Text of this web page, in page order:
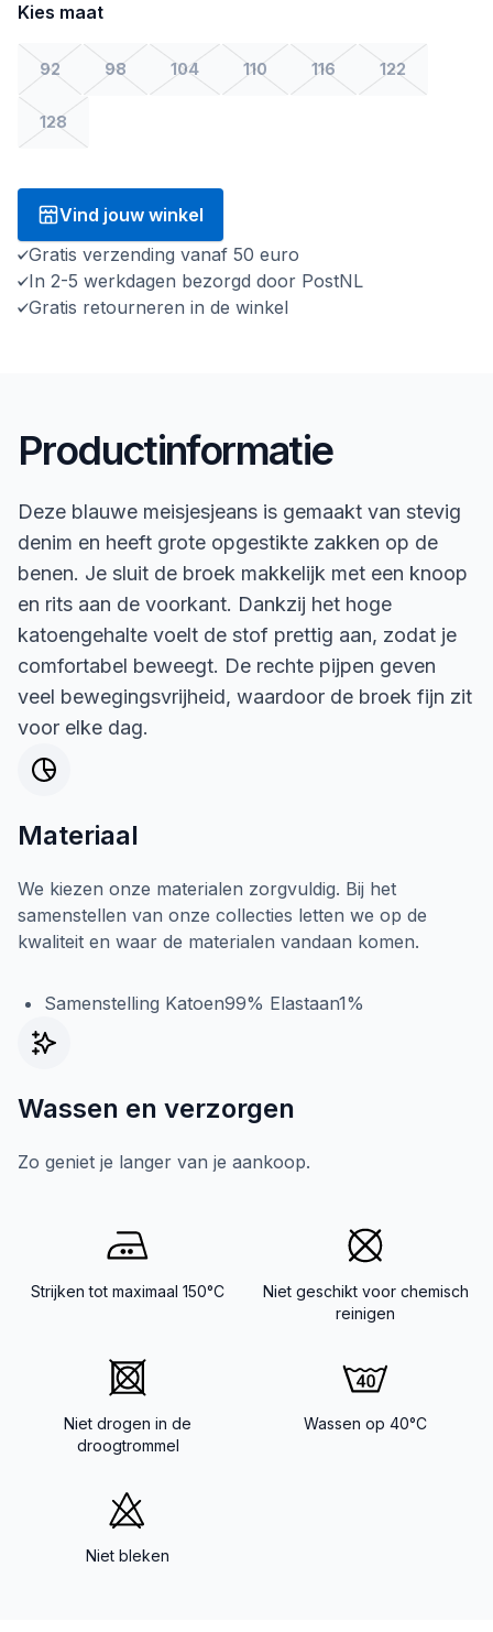
Kies maat
92 98 104 110 116 122
128
Vind jouw winkel
Gratis verzending vanaf 50 euro
In 2-5 werkdagen bezorgd door PostNL
Gratis retourneren in de winkel
Productinformatie
Deze blauwe meisjesjeans is gemaakt van stevig
denim en heeft grote opgestikte zakken op de
benen. Je sluit de broek makkelijk met een knoop
en rits aan de voorkant. Dankzij het hoge
katoengehalte voelt de stof prettig aan, zodat je
comfortabel beweegt. De rechte pijpen geven
veel bewegingsvrijheid, waardoor de broek fijn zit
voor elke dag.
Materiaal
We kiezen onze materialen zorgvuldig. Bij het
samenstellen van onze collecties letten we op de
kwaliteit en waar de materialen vandaan komen.
Samenstelling Katoen99% Elastaan1%
Wassen en verzorgen
Zo geniet je langer van je aankoop.
Strijken tot maximaal 150°C
Niet geschikt voor chemisch
reinigen
Niet drogen in de
droogtrommel
Wassen op 40°C
Niet bleken